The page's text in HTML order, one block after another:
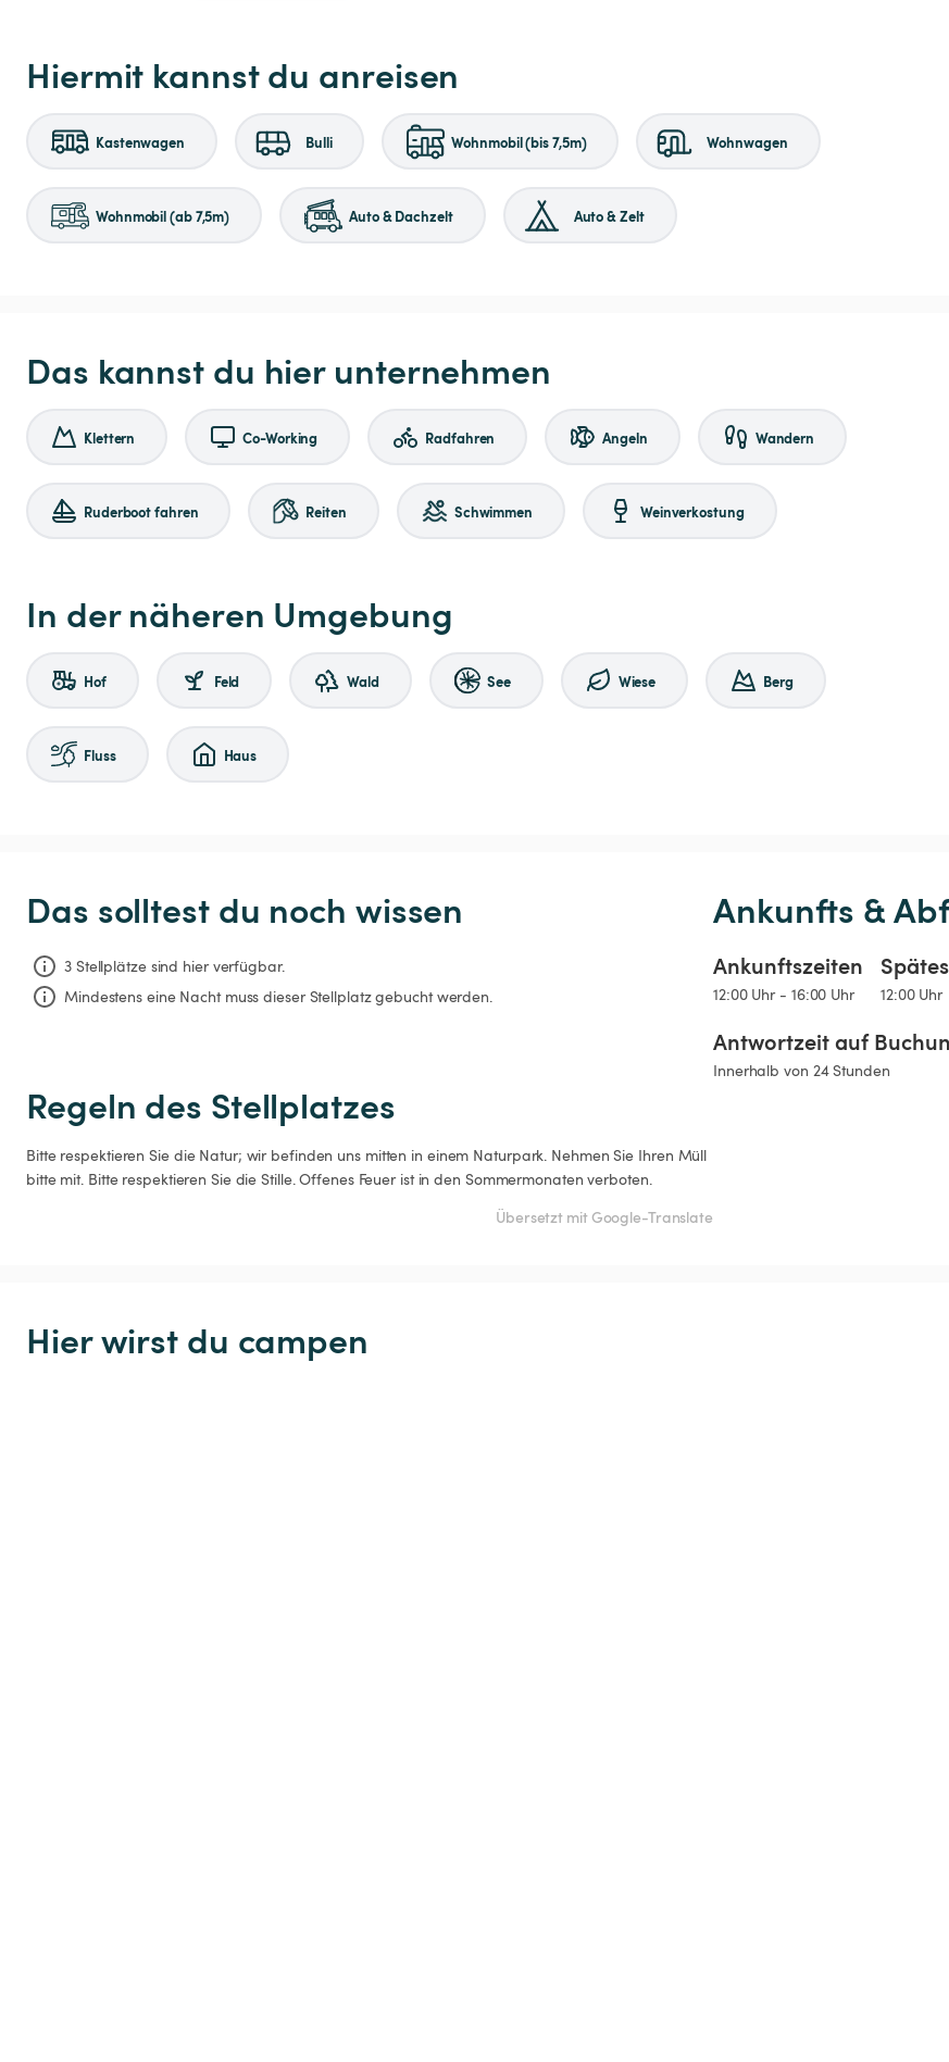
Hiermit kannst du anreisen
Kastenwagen Bulli Wohnmobil (bis 7,5m) Wohnwagen
Wohnmobil (ab 7,5m) Auto & Dachzelt Auto & Zelt
Das kannst du hier unternehmen
Klettern Co-Working Radfahren Angeln Wandern
Ruderboot fahren Reiten Schwimmen Weinverkostung
In der näheren Umgebung
Hof Feld Wald See Wiese Berg
Fluss Haus
Das solltest du noch wissen
3 Stellplätze sind hier verfügbar.
Mindestens eine Nacht muss dieser Stellplatz gebucht werden.
Ankunfts &
Ankunftszeiten
12:00 Uhr - 16:00 Uhr 12:00 Uhr
Antwortzeit auf
Innerhalb von 24 Stunden
Regeln des Stellplatzes
Bitte respektieren Sie die Natur; wir befinden uns mitten in einem Naturpark. Nehmen Sie Ihren Müll
bitte mit. Bitte respektieren Sie die Stille. Offenes Feuer ist in den Sommermonaten verboten.
Übersetzt mit Google-Translate
Hier wirst du campen